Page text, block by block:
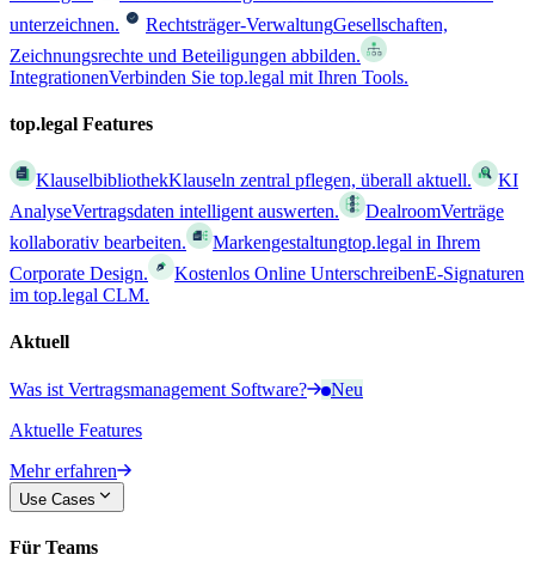
unterzeichnen.
Rechtsträger-VerwaltungGesellschaften,
Zeichnungsrechte und Beteiligungen abbilden.
IntegrationenVerbinden Sie top.legal mit Ihren Tools.
top.legal Features
KlauselbibliothekKlauseln zentral pflegen, überall aktuell.
KI
AnalyseVertragsdaten intelligent auswerten. DealroomVerträge
kollaborativ bearbeiten.
Markengestaltungtop.legal in Ihrem
Corporate Design.
Kostenlos Online UnterschreibenE-Signaturen
im top.legal CLM.
Aktuell
Was ist Vertragsmanagement Software?
Neu
Aktuelle Features
Mehr erfahren
Use Cases
Für Teams